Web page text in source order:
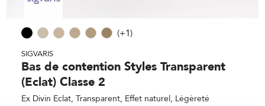
(+1)
SIGVARIS
Bas de contention Styles Transparent
(Eclat) Classe 2
Ex Divin Eclat, Transparent, Effet naturel, Légèreté